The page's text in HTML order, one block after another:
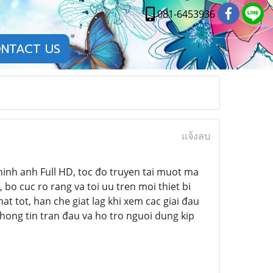
081-6453936
US
แจ้งลบ
anh Full HD, toc đo truyen tai muot ma
bo cuc ro rang va toi uu tren moi thiet bi
tot, han che giat lag khi xem cac giai đau
tin tran đau va ho tro nguoi dung kip